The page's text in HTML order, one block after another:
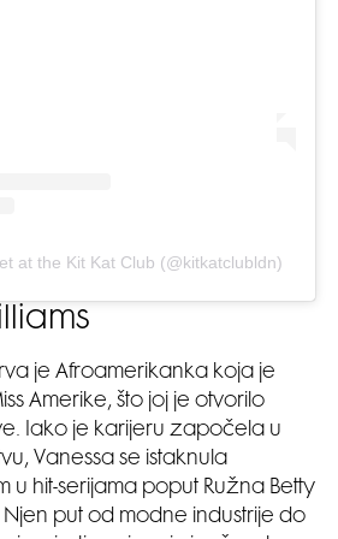
at the Kit Kat Club (@kitkatclubldn)
je Afroamerikanka koja je
Amerike, što joj je otvorilo
Iako je karijeru započela u
Vanessa se istaknula
u hit-serijama poput Ružna Betty
put od modne industrije do